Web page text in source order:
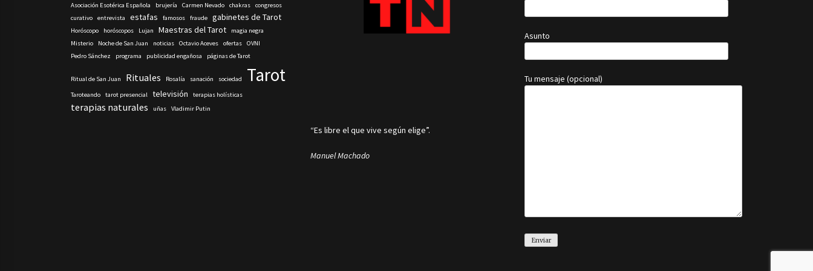
Asociación Esotérica Española
brujería Carmen Nevado chakras
congresos
curativo
entrevista estafas famosos fraude gabinetes de Tarot
Horóscopo horóscopos Lujan Maestras del Tarot
magia negra
Misterio
Noche de San Juan noticias Octavio Aceves ofertas
OVNI
Pedro Sánchez
programa publicidad engañosa páginas de Tarot
Ritual de San Juan Rituales Rosalía sanación sociedad Tarot
Taroteando tarot presencial televisión terapias holísticas
terapias naturales uñas Vladimir Putin
“Es libre el que vive según elige”.
Manuel Machado
Asunto
Tu mensaje (opcional)